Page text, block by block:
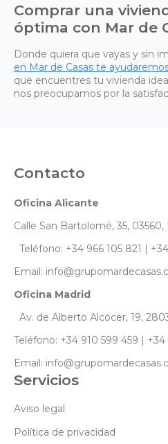
Comprar una
óptima con Mar de
Donde quiera que vayas y sin
en Mar de Casas te
que encuentres tu vivienda
nos preocupamos por la
Contacto
Oficina Alicante
Calle San Bartolomé, 35,
Teléfono: +34 966 105 821 |
Email:
Oficina Madrid
Av. de Alberto Alcocer, 19,
Teléfono: +34 910 599 459 | +34
Email:
Servicios
Aviso legal
Política de privacidad